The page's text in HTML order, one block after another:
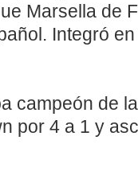
Marsella de
Integró
campeón de
por 4 a 1 y